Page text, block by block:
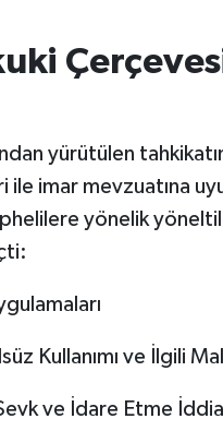
yürütülen
ile imar mevzuatına
yönelik
Kullanımı ve İlgili
ve İdare Etme